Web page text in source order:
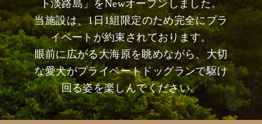
ト淡路島」をNewオープンしました。
当施設は、1日1組限定のため完全にプラ
イベートが約束されております。
眼前に広がる大海原を眺めながら、大切
な愛犬がプライベートドッグランで駆け
回る姿を楽しんでください。